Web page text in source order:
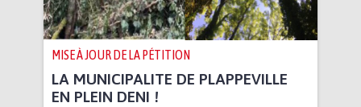
MISE À JOUR DE LA PÉTITION
LA MUNICIPALITE DE PLAPPEVILLE
EN PLEIN DENI !